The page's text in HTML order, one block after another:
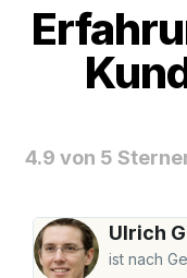
4.9 von 5
Ulrich
ist nach